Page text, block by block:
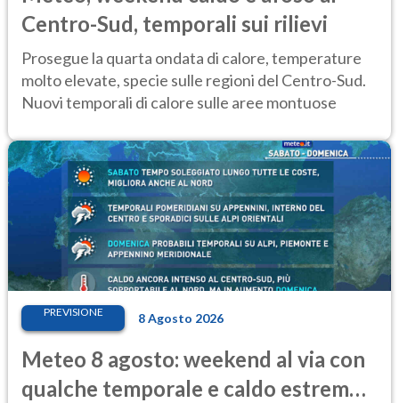
Centro-Sud, temporali sui rilievi
Prosegue la quarta ondata di calore, temperature
molto elevate, specie sulle regioni del Centro-Sud.
Nuovi temporali di calore sulle aree montuose
PREVISIONE 8 Agosto 2026
Meteo 8 agosto: weekend al via con
qualche temporale e caldo estremo